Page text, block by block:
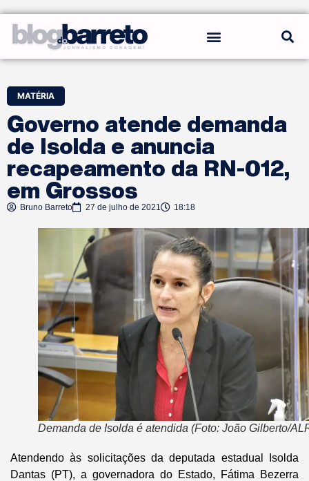
MATÉRIA
Governo atende demanda
de Isolda e anuncia
recapeamento da RN-012,
em Grossos
Bruno Barreto 27 de julho de 2021 18:18
Demanda de Isolda é atendida (Foto: João Gilberto/
Atendendo às solicitações da deputada estadual Isolda
Dantas (PT), a governadora do Estado, Fátima Bezerra